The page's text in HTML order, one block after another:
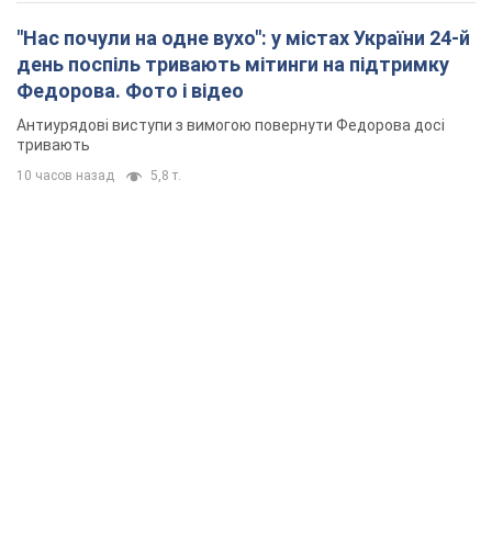
"Нас почули на одне вухо": у містах України 24-й
день поспіль тривають мітинги на підтримку
Федорова. Фото і відео
Антиурядові виступи з вимогою повернути Федорова досі
тривають
10 часов назад 5,8 т.